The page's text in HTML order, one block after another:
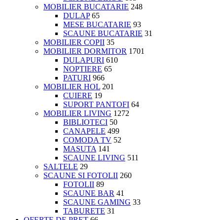
MOBILIER BUCATARIE 248
DULAP 65
MESE BUCATARIE 93
SCAUNE BUCATARIE 31
MOBILIER COPII 35
MOBILIER DORMITOR 1701
DULAPURI 610
NOPTIERE 65
PATURI 966
MOBILIER HOL 201
CUIERE 19
SUPORT PANTOFI 64
MOBILIER LIVING 1272
BIBLIOTECI 50
CANAPELE 499
COMODA TV 52
MASUTA 141
SCAUNE LIVING 511
SALTELE 29
SCAUNE SI FOTOLII 260
FOTOLII 89
SCAUNE BAR 41
SCAUNE GAMING 33
TABURETE 31